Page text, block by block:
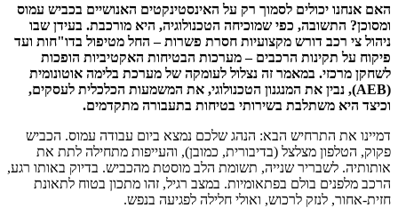
האם אנחנו יכולים לסמוך רק על האינסטינקטים האנושיים בכביש עמוס
ומסוכן? התשובה, כפי שמוכיחה הטכנולוגיה, היא מורכבת. בעידן שבו
ניהול צי רכב דורש מקצועיות חסרת פשרות – החל מטיפול בדו"חות ועד
פיקוח על תקינות הרכבים – מערכות הבטיחות האקטיביות הופכות
לשחקן מרכזי. במאמר זה נצלול לעומקה של מערכת בלימה אוטונומית
(AEB), נבין את המנגנון הטכנולוגי, את המשמעות הכלכלית לעסקים,
וכיצד היא משתלבת בשירותי בטיחות בתעבורה מתקדמים.
דמיינו את התרחיש הבא: הנהג שלכם נמצא ביום עבודה עמוס. הכביש
פקוק, הטלפון מצלצל (בדיבורית, כמובן), והעייפות מתחילה לתת את
אותותיה. לשבריר שנייה, תשומת הלב מוסטת מהכביש. בדיוק באותו רגע,
הרכב מלפנים בולם בפתאומיות. במצב רגיל, זהו מתכון בטוח לתאונת
חזית-אחור, לנזק לרכוש, ואולי חלילה לפגיעה בנפש.